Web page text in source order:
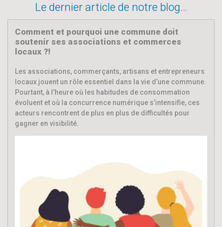
Le dernier article de notre blog…
Comment et pourquoi une commune doit
soutenir ses associations et commerces
locaux ?!
Les associations, commerçants, artisans et entrepreneurs
locaux jouent un rôle essentiel dans la vie d’une commune.
Pourtant, à l’heure où les habitudes de consommation
évoluent et où la concurrence numérique s’intensifie, ces
acteurs rencontrent de plus en plus de difficultés pour
gagner en visibilité.